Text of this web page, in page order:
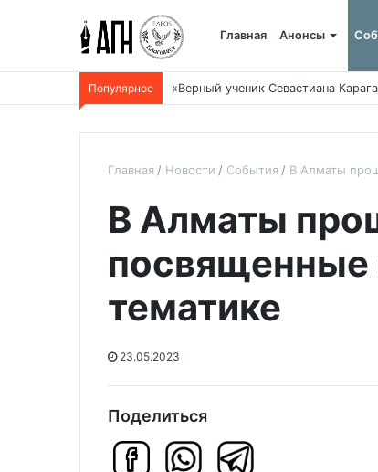
Главная Анонсы
Популярное «Верный ученик Севастиана
Главная Новости События В Алматы
В Алматы
посвященные
тематике
23.05.2023
Поделиться